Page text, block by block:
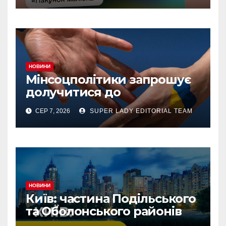
«Турбота про дитину» у
НОВИНИ
Мінсоцполітики запрошує
долучитися до
консультацій
СЕР 7, 2026 SUPER LADY EDITORIAL TEAM
НОВИНИ
Київ: частина Подільського
та Оболонського районів